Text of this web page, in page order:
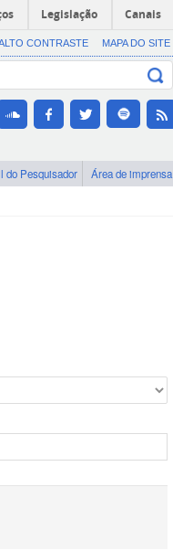
Legislação Canais
CONTRASTE MAPA DO SITE
do Pesquisador Área de imprensa